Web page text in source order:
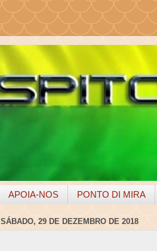
APOIA-NOS PONTO DI MIRA
SÁBADO, 29 DE DEZEMBRO DE 2018